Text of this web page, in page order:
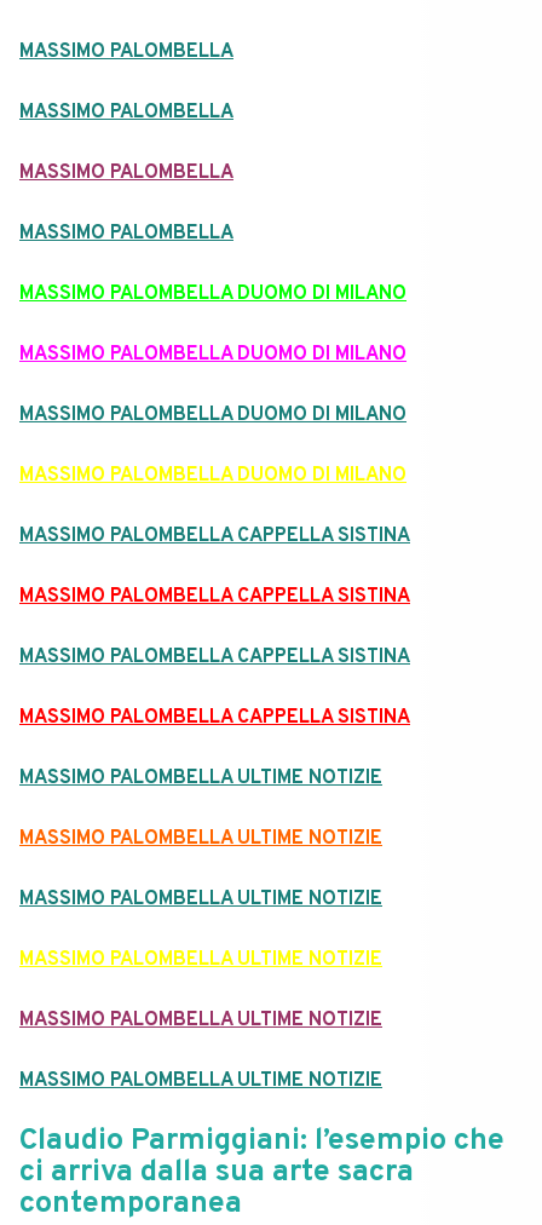
MASSIMO PALOMBELLA
MASSIMO PALOMBELLA
MASSIMO PALOMBELLA
MASSIMO PALOMBELLA
MASSIMO PALOMBELLA DUOMO DI MILANO
MASSIMO PALOMBELLA DUOMO DI MILANO
MASSIMO PALOMBELLA DUOMO DI MILANO
MASSIMO PALOMBELLA DUOMO DI MILANO
MASSIMO PALOMBELLA CAPPELLA SISTINA
MASSIMO PALOMBELLA CAPPELLA SISTINA
MASSIMO PALOMBELLA CAPPELLA SISTINA
MASSIMO PALOMBELLA CAPPELLA SISTINA
MASSIMO PALOMBELLA ULTIME NOTIZIE
MASSIMO PALOMBELLA ULTIME NOTIZIE
MASSIMO PALOMBELLA ULTIME NOTIZIE
MASSIMO PALOMBELLA ULTIME NOTIZIE
MASSIMO PALOMBELLA ULTIME NOTIZIE
MASSIMO PALOMBELLA ULTIME NOTIZIE
Claudio Parmiggiani: l’esempio che
ci arriva dalla sua arte sacra
contemporanea